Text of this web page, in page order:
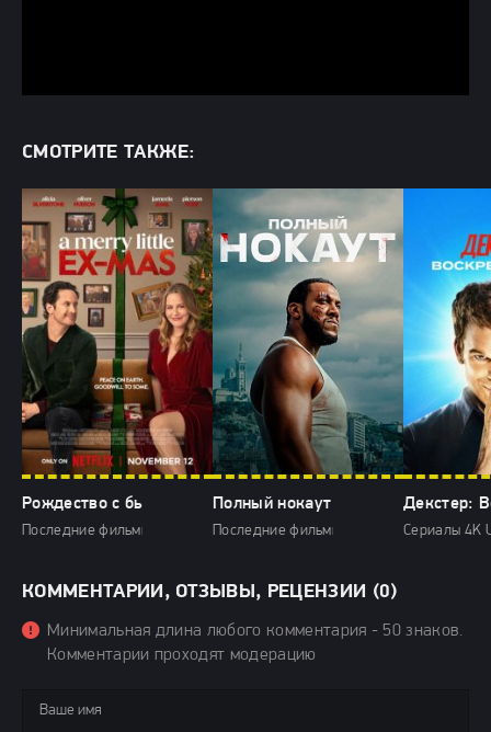
СМОТРИТЕ ТАКЖЕ:
Рождество с бывшим (2025)
Последние фильмы / Фильмы 2025 / Фильмы осени 2025 / Новинки
Полный нокаут (2025)
Последние фильмы / Фильмы 2025 /
Декстер:
Сериалы 4K
КОММЕНТАРИИ, ОТЗЫВЫ, РЕЦЕНЗИИ (0)
Минимальная длина любого комментария - 50 знаков.
Комментарии проходят модерацию